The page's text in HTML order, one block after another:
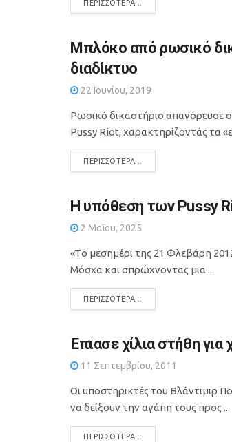
ΠΕΡΙΣΣΌΤΕΡΑ...
Μπλόκο από ρωσικό
διαδίκτυο
22 Ιουνίου, 2019
Ρωσικό δικαστήριο απαγόρευσε
Pussy Riot, χαρακτηρίζοντάς τα
ΠΕΡΙΣΣΌΤΕΡΑ...
Η υπόθεση των Pussy
2 Μαΐου, 2025
«Tο μεσημέρι της 21 Φλεβάρη
Μόσχα και σπρώχνοντας μια ...
ΠΕΡΙΣΣΌΤΕΡΑ...
Έπιασε χίλια στήθη για
11 Σεπτεμβρίου, 2011
Οι υποστηρικτές του Βλάντιμιρ
να δείξουν την αγάπη τους προς ...
ΠΕΡΙΣΣΌΤΕΡΑ...